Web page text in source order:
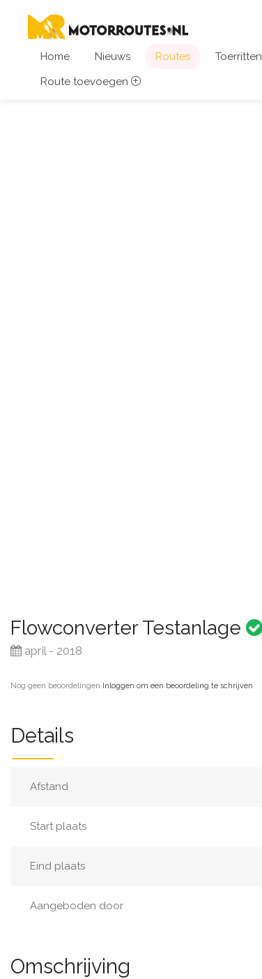
Home Nieuws Routes Toerritten
Route toevoegen
Flowconverter Testanlage
april - 2018
Nog geen beoordelingen·Inloggen om een beoordeling te schrijven
Details
Afstand
Start plaats
Eind plaats
Aangeboden door
Omschrijving